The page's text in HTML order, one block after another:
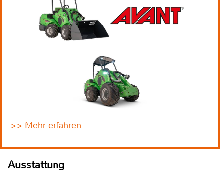
>> Mehr erfahren
Ausstattung